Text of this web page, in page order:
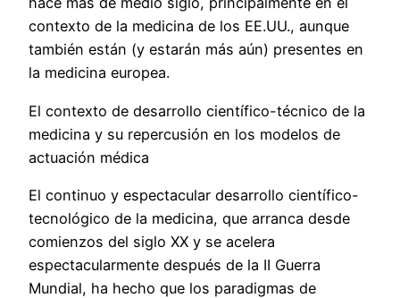
contexto de la medicina de los EE.UU., aunque
también están (y estarán más aún) presentes en
la medicina europea.
El contexto de desarrollo científico-técnico de la
medicina y su repercusión en los modelos de
actuación médica
El continuo y espectacular desarrollo científico-
tecnológico de la medicina, que arranca desde
comienzos del siglo XX y se acelera
espectacularmente después de la II Guerra
Mundial, ha hecho que los paradigmas de